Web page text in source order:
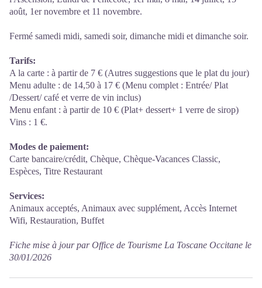
août, 1er novembre et 11 novembre.
Fermé samedi midi, samedi soir, dimanche midi et dimanche soir.
Tarifs:
A la carte : à partir de 7 € (Autres suggestions que le plat du jour)
Menu adulte : de 14,50 à 17 € (Menu complet : Entrée/ Plat
/Dessert/ café et verre de vin inclus)
Menu enfant : à partir de 10 € (Plat+ dessert+ 1 verre de sirop)
Vins : 1 €.
Modes de paiement:
Carte bancaire/crédit, Chèque, Chèque-Vacances Classic,
Espèces, Titre Restaurant
Services:
Animaux acceptés, Animaux avec supplément, Accès Internet
Wifi, Restauration, Buffet
Fiche mise à jour par Office de Tourisme La Toscane Occitane le
30/01/2026